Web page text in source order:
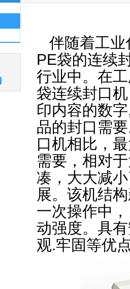
伴随着工
PE袋的连续
行业中。在
袋连续封口
印内容的数
品的封口需
口机相比，
需要，相对
凑，大大减
展。该机结
一次操作中
动强度。具
观.牢固等优